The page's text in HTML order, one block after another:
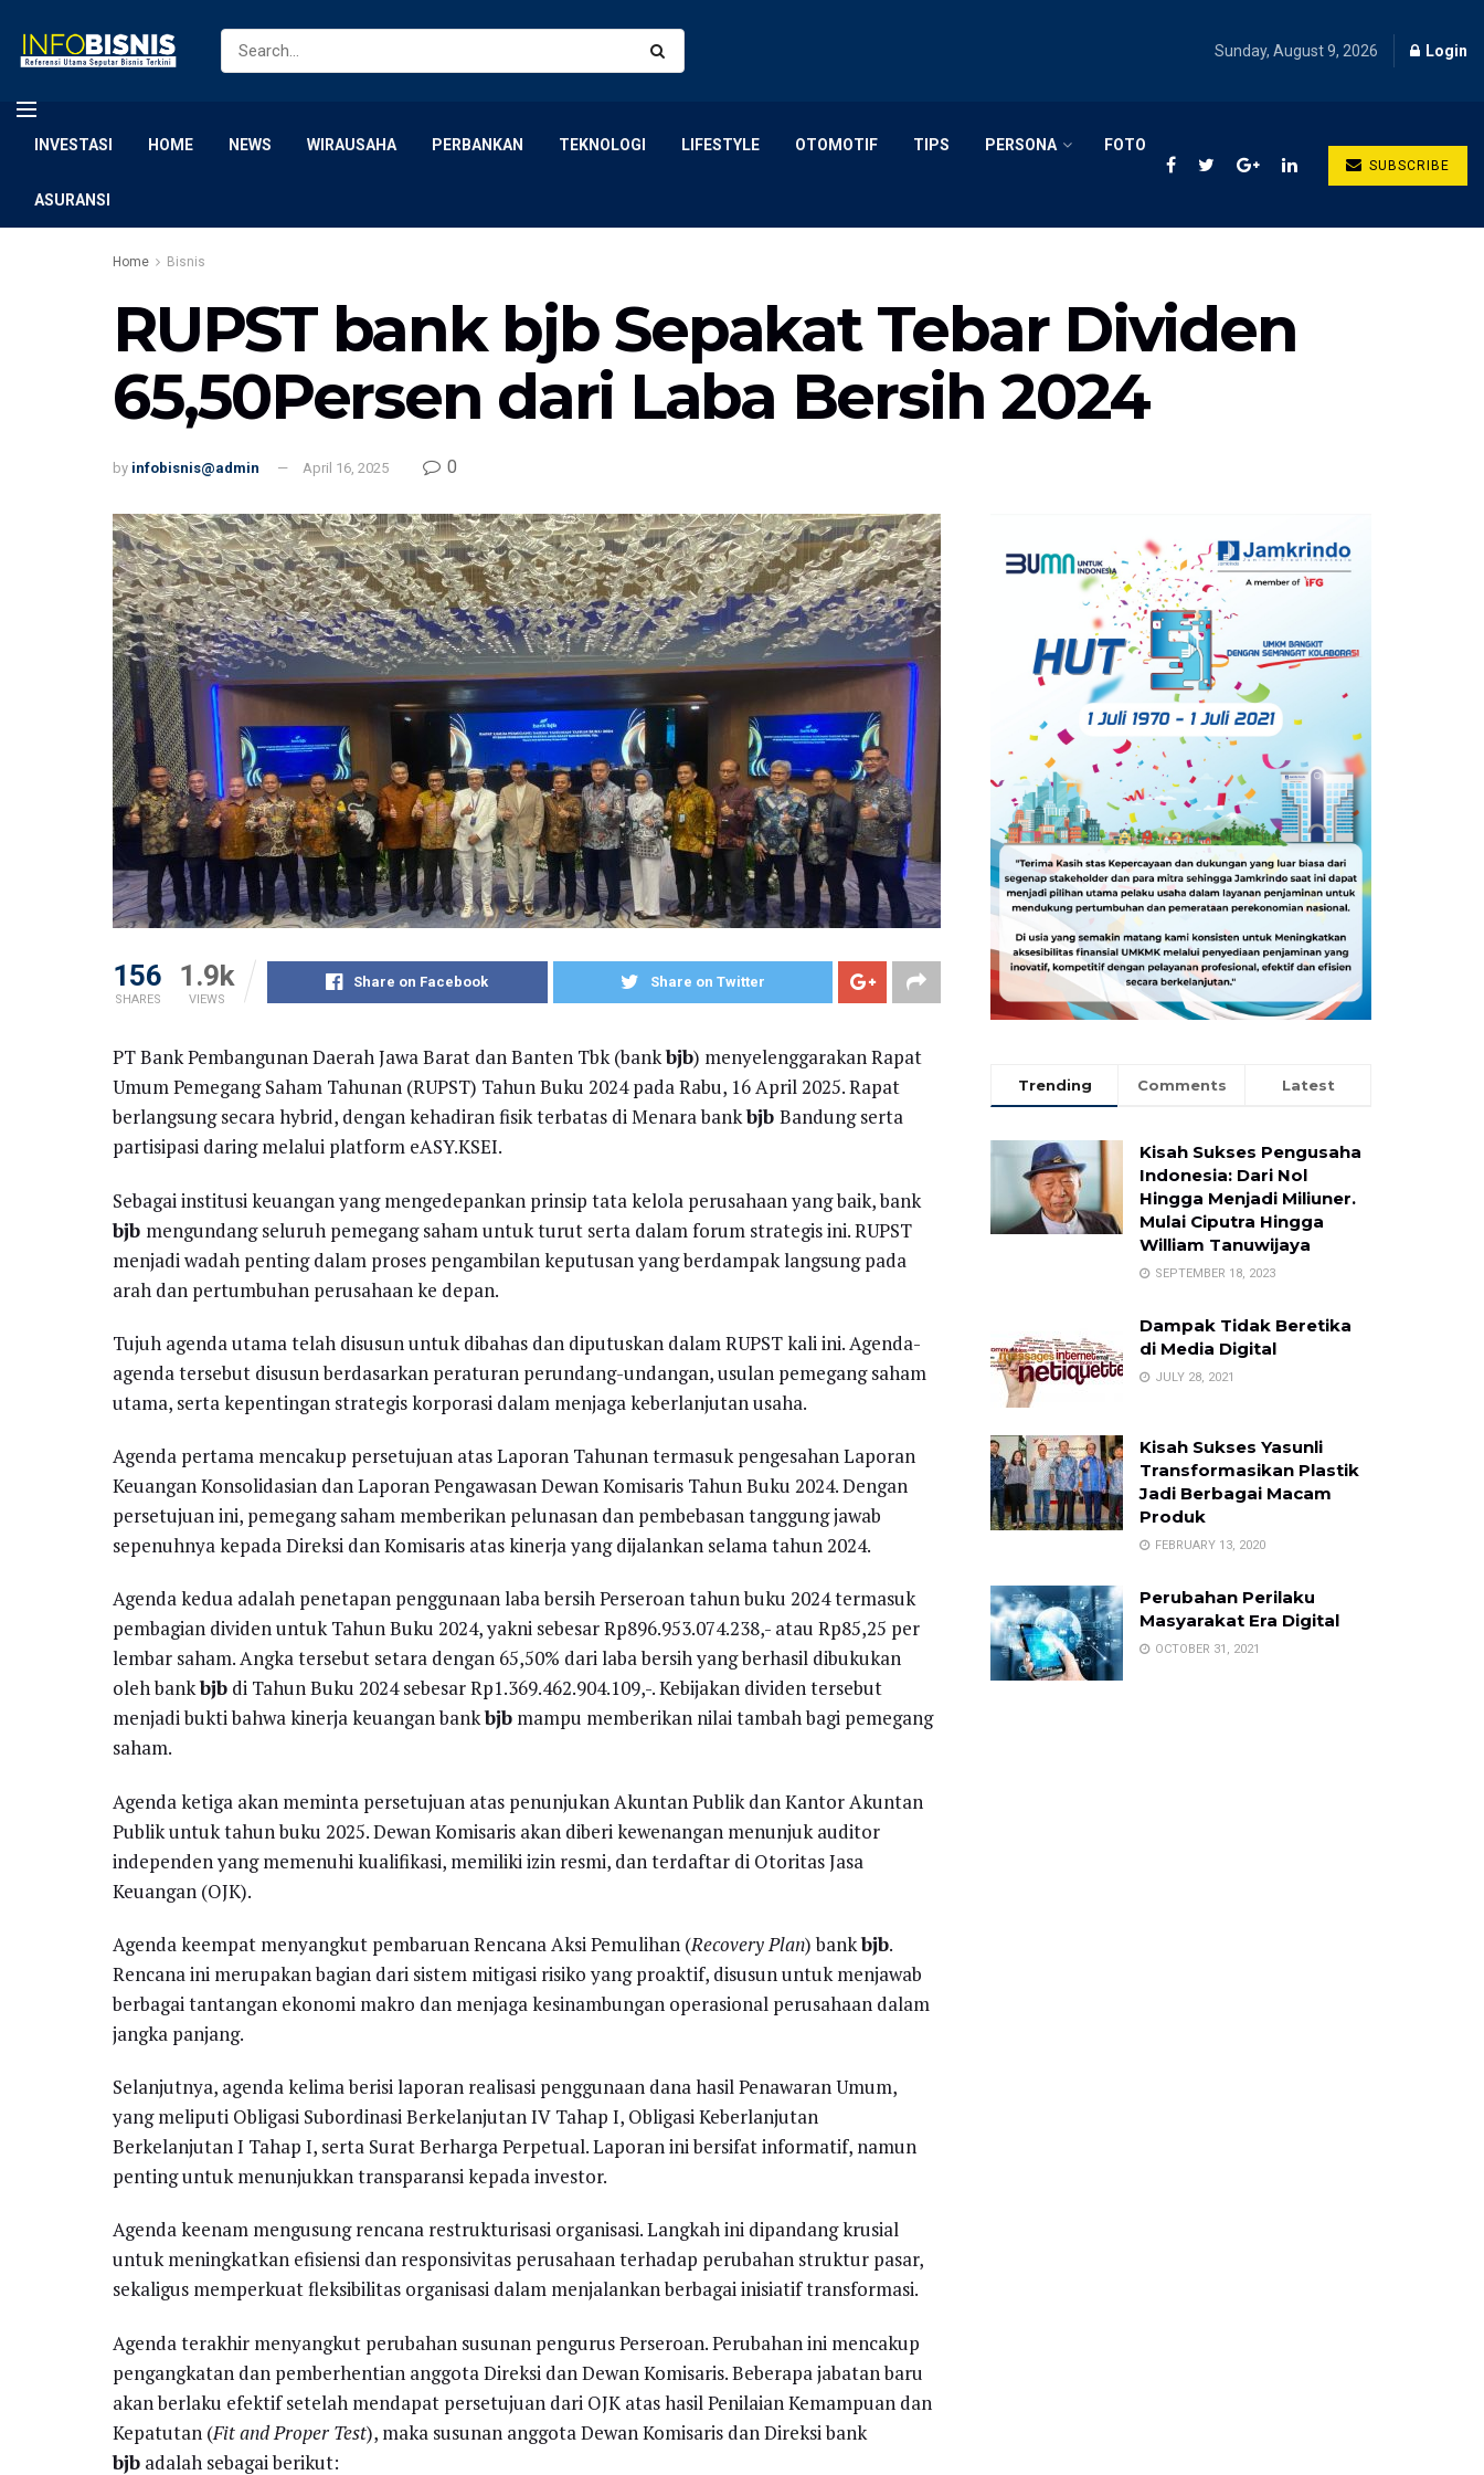
Sunday, August 9, 2026 Login
INVESTASI HOME NEWS WIRAUSAHA PERBANKAN TEKNOLOGI LIFESTYLE OTOMOTIF TIPS PERSONA FOTO
ASURANSI
SUBSCRIBE
Home Bisnis
RUPST bank bjb Sepakat Tebar Dividen
65,50Persen dari Laba Bersih 2024
by infobisnis@admin April 16, 2025 0
156
SHARES
1.9k
VIEWS
Share on Facebook Share on Twitter
PT Bank Pembangunan Daerah Jawa Barat dan Banten Tbk (bankbjb) menyelenggarakan Rapat
Umum Pemegang Saham Tahunan (RUPST) Tahun Buku 2024 pada Rabu, 16 April 2025. Rapat
berlangsung secara hybrid, dengan kehadiran fisik terbatas di Menara bankbjb Bandung serta
partisipasi daring melalui platform eASY.KSEI.
Sebagai institusi keuangan yang mengedepankan prinsip tata kelola perusahaan yang baik, bank
bjb mengundang seluruh pemegang saham untuk turut serta dalam forum strategis ini. RUPST
menjadi wadah penting dalam proses pengambilan keputusan yang berdampak langsung pada
arah dan pertumbuhan perusahaan ke depan.
Tujuh agenda utama telah disusun untuk dibahas dan diputuskan dalam RUPST kali ini. Agenda-
agenda tersebut disusun berdasarkan peraturan perundang-undangan, usulan pemegang saham
utama, serta kepentingan strategis korporasi dalam menjaga keberlanjutan usaha.
Agenda pertama mencakup persetujuan atas Laporan Tahunan termasuk pengesahan Laporan
Keuangan Konsolidasian dan Laporan Pengawasan Dewan Komisaris Tahun Buku 2024. Dengan
persetujuan ini, pemegang saham memberikan pelunasan dan pembebasan tanggung jawab
sepenuhnya kepada Direksi dan Komisaris atas kinerja yang dijalankan selama tahun 2024.
Agenda kedua adalah penetapan penggunaan laba bersih Perseroan tahun buku 2024 termasuk
pembagian dividen untuk Tahun Buku 2024, yakni sebesar Rp896.953.074.238,- atau Rp85,25 per
lembar saham. Angka tersebut setara dengan 65,50% dari laba bersih yang berhasil dibukukan
oleh bankbjb di Tahun Buku 2024 sebesar Rp1.369.462.904.109,-. Kebijakan dividen tersebut
menjadi bukti bahwa kinerja keuangan bankbjb mampu memberikan nilai tambah bagi pemegang
saham.
Agenda ketiga akan meminta persetujuan atas penunjukan Akuntan Publik dan Kantor Akuntan
Publik untuk tahun buku 2025. Dewan Komisaris akan diberi kewenangan menunjuk auditor
independen yang memenuhi kualifikasi, memiliki izin resmi, dan terdaftar di Otoritas Jasa
Keuangan (OJK).
Agenda keempat menyangkut pembaruan Rencana Aksi Pemulihan (Recovery Plan) bankbjb.
Rencana ini merupakan bagian dari sistem mitigasi risiko yang proaktif, disusun untuk menjawab
berbagai tantangan ekonomi makro dan menjaga kesinambungan operasional perusahaan dalam
jangka panjang.
Selanjutnya, agenda kelima berisi laporan realisasi penggunaan dana hasil Penawaran Umum,
yang meliputi Obligasi Subordinasi Berkelanjutan IV Tahap I, Obligasi Keberlanjutan
Berkelanjutan I Tahap I, serta Surat Berharga Perpetual. Laporan ini bersifat informatif, namun
penting untuk menunjukkan transparansi kepada investor.
Agenda keenam mengusung rencana restrukturisasi organisasi. Langkah ini dipandang krusial
untuk meningkatkan efisiensi dan responsivitas perusahaan terhadap perubahan struktur pasar,
sekaligus memperkuat fleksibilitas organisasi dalam menjalankan berbagai inisiatif transformasi.
Agenda terakhir menyangkut perubahan susunan pengurus Perseroan. Perubahan ini mencakup
pengangkatan dan pemberhentian anggota Direksi dan Dewan Komisaris. Beberapa jabatan baru
akan berlaku efektif setelah mendapat persetujuan dari OJK atas hasil Penilaian Kemampuan dan
Kepatutan (Fit and Proper Test), maka susunan anggota Dewan Komisaris dan Direksi bank
bjb adalah sebagai berikut:
Trending Comments Latest
Kisah Sukses Pengusaha
Indonesia: Dari Nol
Hingga Menjadi Miliuner.
Mulai Ciputra Hingga
William Tanuwijaya
SEPTEMBER 18, 2023
Dampak Tidak Beretika
di Media Digital
JULY 28, 2021
Kisah Sukses Yasunli
Transformasikan Plastik
Jadi Berbagai Macam
Produk
FEBRUARY 13, 2020
Perubahan Perilaku
Masyarakat Era Digital
OCTOBER 31, 2021